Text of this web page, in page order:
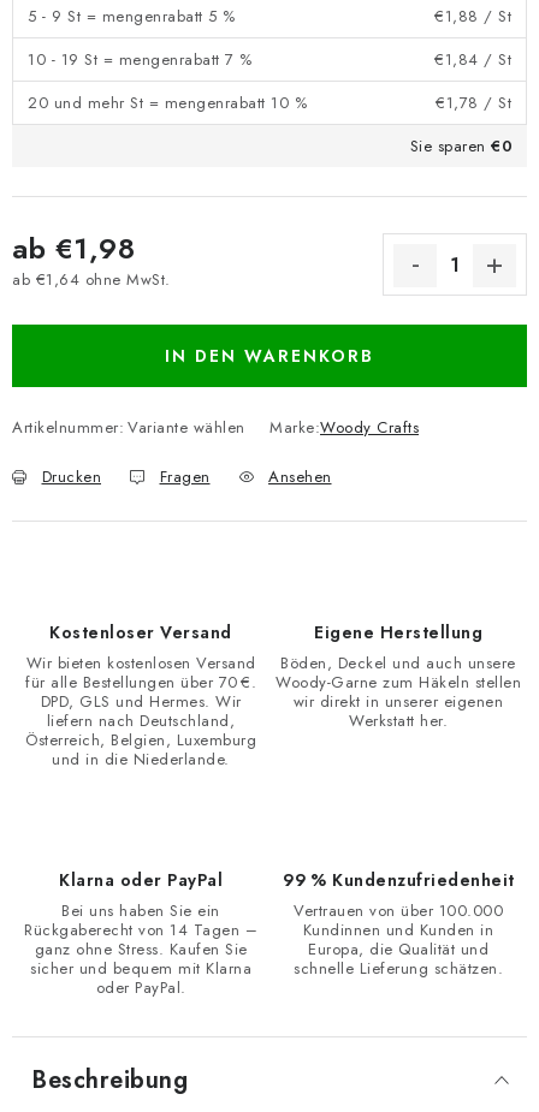
5 - 9 St = mengenrabatt 5 %
€1,88 / St
10 - 19 St = mengenrabatt 7 %
€1,84 / St
20 und mehr St = mengenrabatt 10 %
€1,78 / St
Sie sparen €0
ab €1,98
ab €1,64 ohne MwSt.
IN DEN WARENKORB
Artikelnummer: Variante wählen Marke:Woody Crafts
Drucken Fragen Ansehen
Kostenloser Versand
Wir bieten kostenlosen Versand
für alle Bestellungen über 70 €.
DPD, GLS und Hermes. Wir
liefern nach Deutschland,
Österreich, Belgien, Luxemburg
und in die Niederlande.
Eigene Herstellung
Böden, Deckel und auch unsere
Woody-Garne zum Häkeln stellen
wir direkt in unserer eigenen
Werkstatt her.
Klarna oder PayPal
Bei uns haben Sie ein
Rückgaberecht von 14 Tagen –
ganz ohne Stress. Kaufen Sie
sicher und bequem mit Klarna
oder PayPal.
99 % Kundenzufriedenheit
Vertrauen von über 100.000
Kundinnen und Kunden in
Europa, die Qualität und
schnelle Lieferung schätzen.
Beschreibung